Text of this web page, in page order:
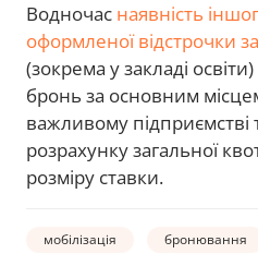
Водночас наявність
оформленої відстрочки
(зокрема у закладі
бронь за основним
важливому підприємстві
розрахунку загальної
розміру ставки.
мобілізація бронювання